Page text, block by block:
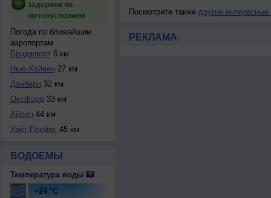
задержек по
метеоусловиям
Погода по ближайшим
аэропортам
Бриджпорт6 км
Нью-Хейвен 27 км
Дэнбери 32 км
Оксфорд 33 км
Айлип 44 км
Уайт-Плейнс 45 км
ВОДОЕМЫ
Температура воды
+24 °C
Посмотрите также другие интересные
РЕКЛАМА